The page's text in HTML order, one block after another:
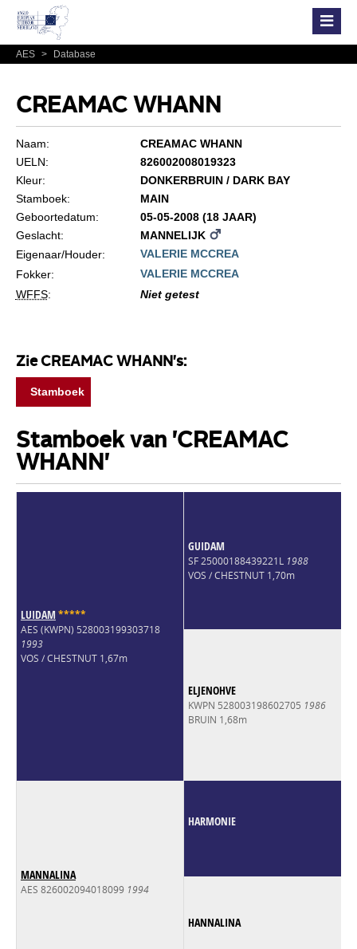
AES > Database
CREAMAC WHANN
Naam:
CREAMAC WHANN
UELN:
826002008019323
Kleur:
DONKERBRUIN / DARK BAY
Stamboek:
MAIN
Geboortedatum:
05-05-2008 (18 JAAR)
Geslacht:
MANNELIJK
Eigenaar/Houder:
VALERIE MCCREA
Fokker:
VALERIE MCCREA
WFFS: Niet getest
Zie CREAMAC WHANN's:
Stamboek
Stamboek van 'CREAMAC
WHANN'
LUIDAM *****
AES (KWPN) 528003199303718
1993
VOS / CHESTNUT 1,67m
GUIDAM
SF 25000188439221L 1988
VOS / CHESTNUT 1,70m
ELJENOHVE
KWPN 528003198602705 1986
BRUIN 1,68m
MANNALINA
AES 826002094018099 1994
HARMONIE
HANNALINA